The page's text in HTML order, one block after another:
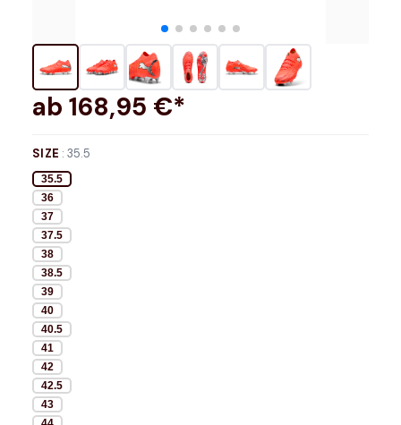
ab 168,95 €*
SIZE :35.5
35.5
36
37
37.5
38
38.5
39
40
40.5
41
42
42.5
43